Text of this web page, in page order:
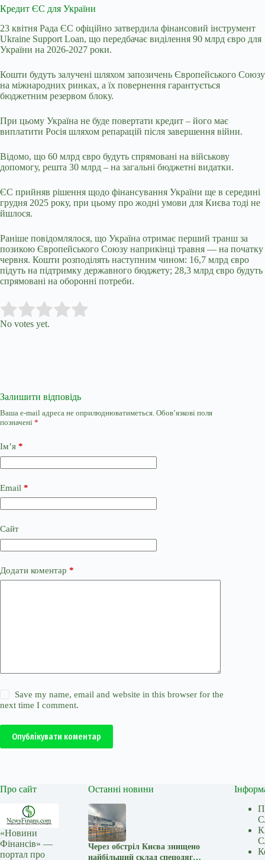
Кредит ЄС для України
23 квітня Рада ЄС офіційно затвердила фінансовий інструмент
Ukraine Support Loan, що передбачає виділення 90 млрд євро для
України на 2026-2027 роки.
Кошти будуть залучені шляхом запозичень Європейського Союзу
на міжнародних ринках, а їх повернення гарантується
бюджетним резервом блоку.
При цьому Україна не буде повертати кредит – його має
виплатити Росія шляхом репарацій після завершення війни.
Відомо, що 60 млрд євро будуть спрямовані на військову
допомогу, решта 30 млрд – на загальні бюджетні видатки.
ЄС прийняв рішення щодо фінансування України ще в середині
грудня 2025 року, при цьому про жодні умови для Києва тоді не
йшлося.
Раніше повідомлялося, що Україна отримає перший транш за
позикою Європейського Союзу наприкінці травня — на початку
червня. Кошти розподілять наступним чином: 16,7 млрд євро
підуть на підтримку державного бюджету; 28,3 млрд євро будуть
спрямовані на оборонні потреби.
Rate this item:
No votes yet.
Залишити відповідь
Ваша e-mail адреса не оприлюднюватиметься. Обов’язкові поля
позначені *
Ім’я *
Email *
Сайт
Додати коментар *
Save my name, email and website in this browser for the
next time I comment.
Опублікувати коментар
Про сайт
«Новини
Фінансів» —
портал про
Останні новини
Через обстріл Києва знищено
найбільший склад спецодягу